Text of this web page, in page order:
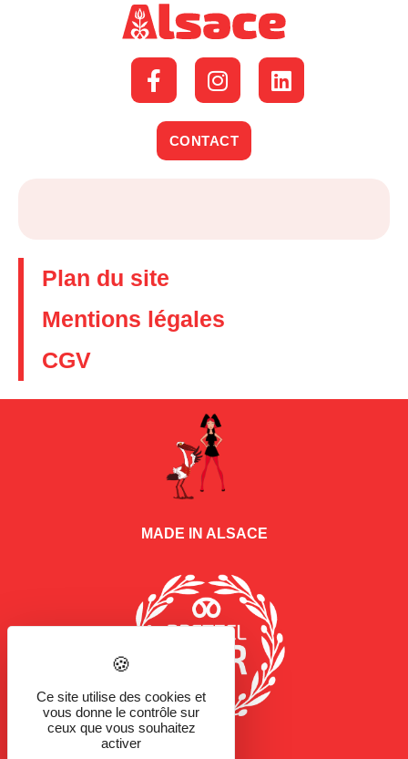
CONTACT
Plan du site
Mentions légales
CGV
MADE IN ALSACE
Ce site utilise des cookies et
vous donne le contrôle sur
ceux que vous souhaitez
activer